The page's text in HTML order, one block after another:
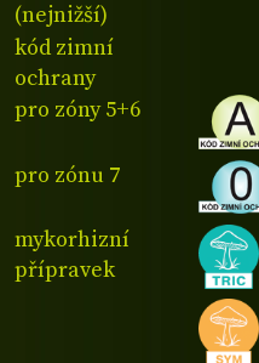
(nejnižší)
kód zimní
ochrany
pro zóny 5+6
pro zónu 7
mykorhizní
přípravek